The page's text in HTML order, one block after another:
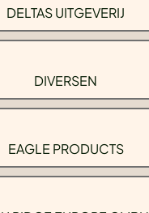
DELTAS UITGEVERIJ
DIVERSEN
EAGLE PRODUCTS